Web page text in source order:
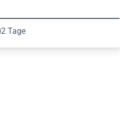
2 Tage